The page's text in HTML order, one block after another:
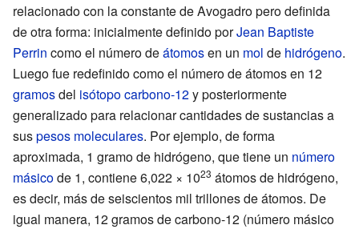
relacionado con la constante de Avogadro pero definida
de otra forma: inicialmente definido porJean Baptiste
Perrin como el número deátomosen un mol de hidrógeno.
Luego fue redefinido como el número de átomos en 12
gramosdel isótopocarbono-12y posteriormente
generalizado para relacionar cantidades de sustancias a
suspesos moleculares. Por ejemplo, de forma
aproximada, 1 gramo de hidrógeno, que tiene un número
másicode 1, contiene 6,022 × 1023 átomos de hidrógeno,
es decir, más de seiscientos mil trillones de átomos. De
igual manera, 12 gramos de carbono-12 (número másico